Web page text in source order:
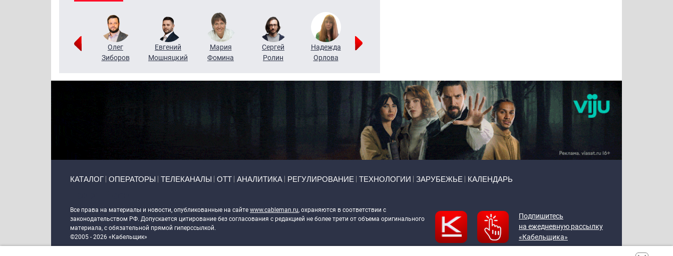
Григорий
Олег
Зиборов
Евгений
Мошняцкий
Мария
Фомина
Сергей
Ролин
Надежда
Орлова
КАТАЛОГ ОПЕРАТОРЫ ТЕЛЕКАНАЛЫ ОТТ АНАЛИТИКА РЕГУЛИРОВАНИЕ ТЕХНОЛОГИИ ЗАРУБЕЖЬЕ КАЛЕНДАРЬ
Все права на материалы и новости, опубликованные на сайте www.cableman.ru, охраняются в соответствии с
законодательством РФ. Допускается цитирование без согласования с редакцией не более трети от объема оригинального
материала, с обязательной прямой гиперссылкой.
©2005 - 2026 «Кабельщик»
Подпишитесь
на ежедневную рассылку
«Кабельщика»